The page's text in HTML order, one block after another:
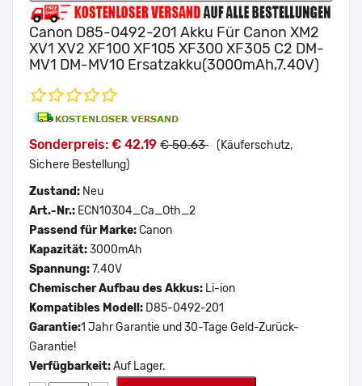
Canon D85-0492-201 Akku Für Canon XM2
XV1 XV2 XF100 XF105 XF300 XF305 C2 DM-
MV1 DM-MV10 Ersatzakku(3000mAh,7.40V)
Sonderpreis: € 42.19 € 50.63 (Käuferschutz,
Sichere Bestellung)
Zustand: Neu
Art.-Nr.: ECN10304_Ca_Oth_2
Passend für Marke:Canon
Kapazität:3000mAh
Spannung:7.40V
Chemischer Aufbau des Akkus: Li-ion
Kompatibles Modell: D85-0492-201
Garantie:1 Jahr Garantie und 30-Tage Geld-Zurück-
Garantie!
Verfügbarkeit:Auf Lager.